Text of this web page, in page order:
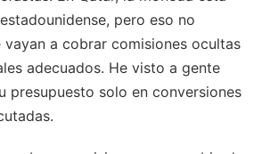
pero eso no
a cobrar comisiones ocultas
adecuados. He visto a gente
presupuesto solo en conversiones